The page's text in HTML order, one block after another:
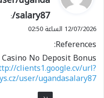
و
ل
salary87/
:
12/07/2026 الساعة 02:50
References:
No Deposit Bonus
clients1.google.cv/url?
user/ugandasalary87/